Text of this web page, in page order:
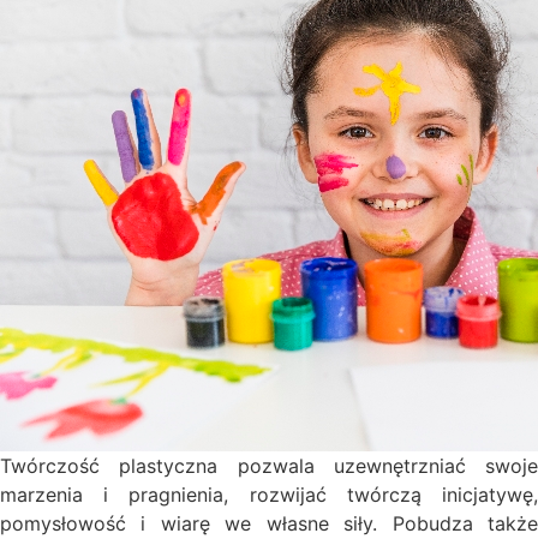
Twórczość plastyczna pozwala uzewnętrzniać swoje
marzenia i pragnienia, rozwijać twórczą inicjatywę,
pomysłowość i wiarę we własne siły. Pobudza także